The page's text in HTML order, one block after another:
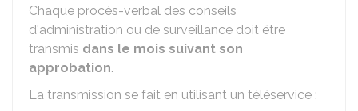
Chaque procès-verbal des conseils
d'administration ou de surveillance doit être
transmis dans le mois suivant son
approbation.
La transmission se fait en utilisant un téléservice :